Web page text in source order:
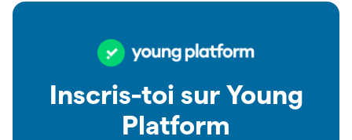
Inscris-toi sur Young
Platform